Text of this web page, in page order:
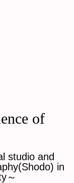
of
studio and
in
～